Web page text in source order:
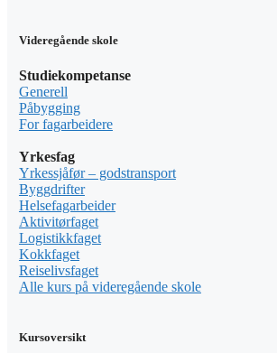
Videregående skole
Studiekompetanse
Generell
Påbygging
For fagarbeidere
Yrkesfag
Yrkessjåfør – godstransport
Byggdrifter
Helsefagarbeider
Aktivitørfaget
Logistikkfaget
Kokkfaget
Reiselivsfaget
Alle kurs på videregående skole
Kursoversikt